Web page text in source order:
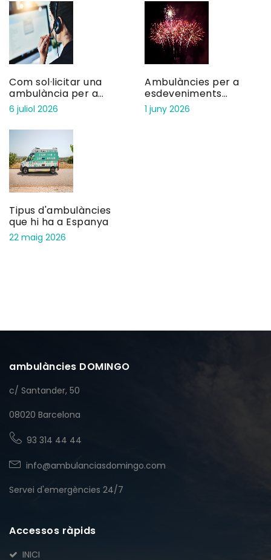
Com sol·licitar una
ambulància per a
consulta privada
6 juliol 2026
Ambulàncies per a
esdeveniments
pirotècnics: seguretat
en focs artificials i
1 juny 2026
Tipus d'ambulàncies
que hi ha a Espanya
22 maig 2026
ambulàncies DOMINGO
c/ Santander, 50
08020 Barcelona
93 314 44 44
info@ambulanciasdomingo.com
Servei d'emergències 24/7
Accessos ràpids
INICI